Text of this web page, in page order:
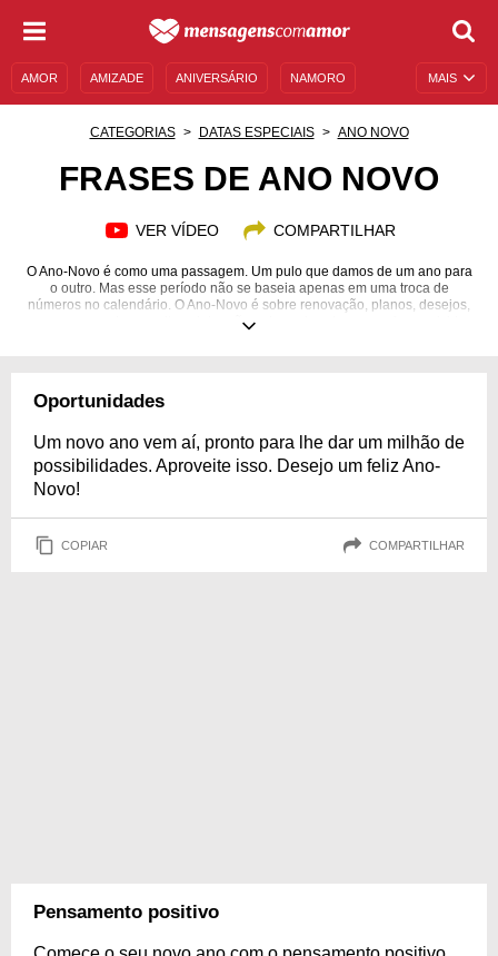
MAIS
AMOR AMIZADE ANIVERSÁRIO NAMORO
CATEGORIAS DATAS ESPECIAIS ANO NOVO
FRASES DE ANO NOVO
VER VÍDEO COMPARTILHAR
O Ano-Novo é como uma passagem. Um pulo que damos de um ano para
o outro. Mas esse período não se baseia apenas em uma troca de
números no calendário. O Ano-Novo é sobre renovação, planos, desejos,
esperança e, claro, muita celebração pelas coisas boas que foram vividas
compartilhar frases diferentes de Ano-Novo? Venha conferir estas que
Oportunidades
Um novo ano vem aí, pronto para lhe dar um milhão de
possibilidades. Aproveite isso. Desejo um feliz Ano-
Novo!
COPIAR COMPARTILHAR
Pensamento positivo